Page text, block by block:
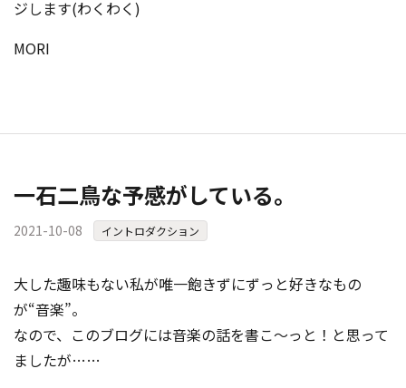
ジします(わくわく)
MORI
一石二鳥な予感がしている。
2021-10-08 イントロダクション
大した趣味もない私が唯一飽きずにずっと好きなもの
が“音楽”。
なので、このブログには音楽の話を書こ～っと！と思って
ましたが……